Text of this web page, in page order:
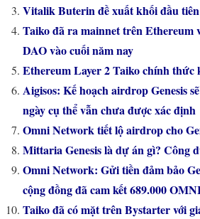
Vitalik Buterin đề xuất khối đầu
Taiko đã ra mainnet trên Ethereum
DAO vào cuối năm nay
Ethereum Layer 2 Taiko chính thức
Aigisos: Kế hoạch airdrop Genesis
ngày cụ thể vẫn chưa được xác định
Omni Network tiết lộ airdrop cho
Mittaria Genesis là dự án gì? Công
Omni Network: Gửi tiền đảm bảo
cộng đồng đã cam kết 689.000
Taiko đã có mặt trên Bystarter với